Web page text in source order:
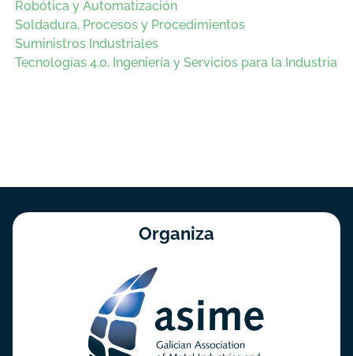
Robótica y Automatización
Soldadura, Procesos y Procedimientos
Suministros Industriales
Tecnologías 4.0, Ingeniería y Servicios para la Industria
Organiza